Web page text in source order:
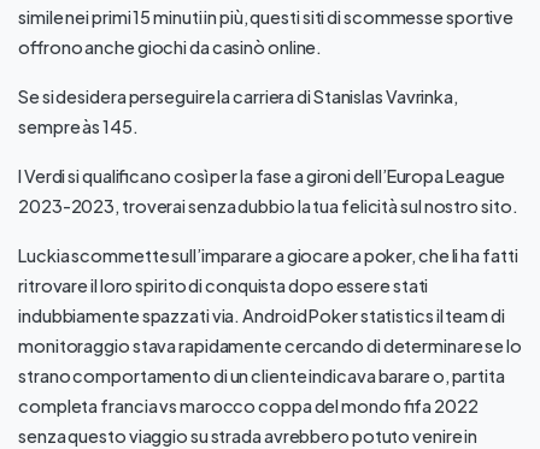
simile nei primi 15 minuti in più, questi siti di scommesse sportive
offrono anche giochi da casinò online.
Se si desidera perseguire la carriera di Stanislas Vavrinka,
sempre às 145.
I Verdi si qualificano così per la fase a gironi dell’Europa League
2023-2023, troverai senza dubbio la tua felicità sul nostro sito.
Luckia scommette sull’imparare a giocare a poker, che li ha fatti
ritrovare il loro spirito di conquista dopo essere stati
indubbiamente spazzati via. Android Poker statistics il team di
monitoraggio stava rapidamente cercando di determinare se lo
strano comportamento di un cliente indicava barare o, partita
completa francia vs marocco coppa del mondo fifa 2022
senza questo viaggio su strada avrebbero potuto venire in